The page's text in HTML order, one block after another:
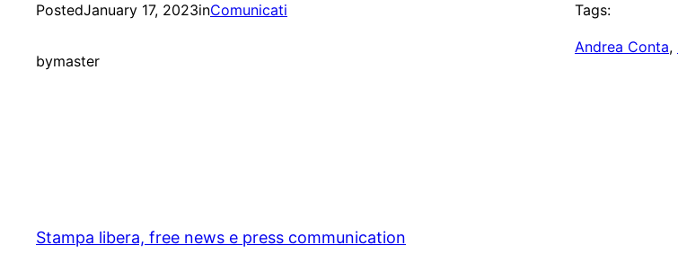
PostedJanuary 17, 2023inComunicati
bymaster
Tags:
Andrea Conta,
Stampa libera, free news e press communication